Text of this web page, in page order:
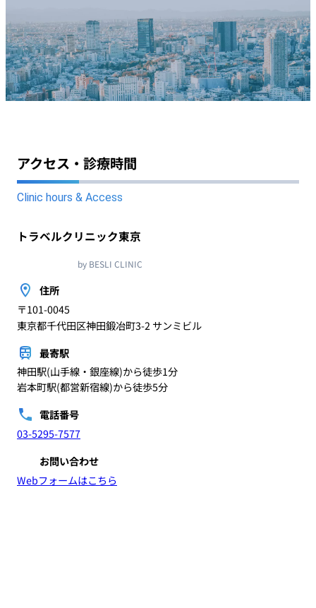
アクセス・診療時間
Clinic hours & Access
トラベルクリニック東京
by BESLI CLINIC
住所
〒101-0045
東京都千代田区神田鍛冶町3-2 サンミビル
最寄駅
神田駅(山手線・銀座線)から徒歩1分
岩本町駅(都営新宿線)から徒歩5分
電話番号
03-5295-7577
お問い合わせ
Webフォームはこちら